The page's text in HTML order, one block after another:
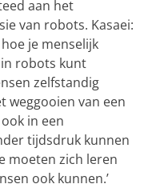
aan het
van robots. Kasaei:
je menselijk
robots kunt
zelfstandig
weggooien van een
in een
tijdsdruk kunnen
moeten zich leren
ook kunnen.’